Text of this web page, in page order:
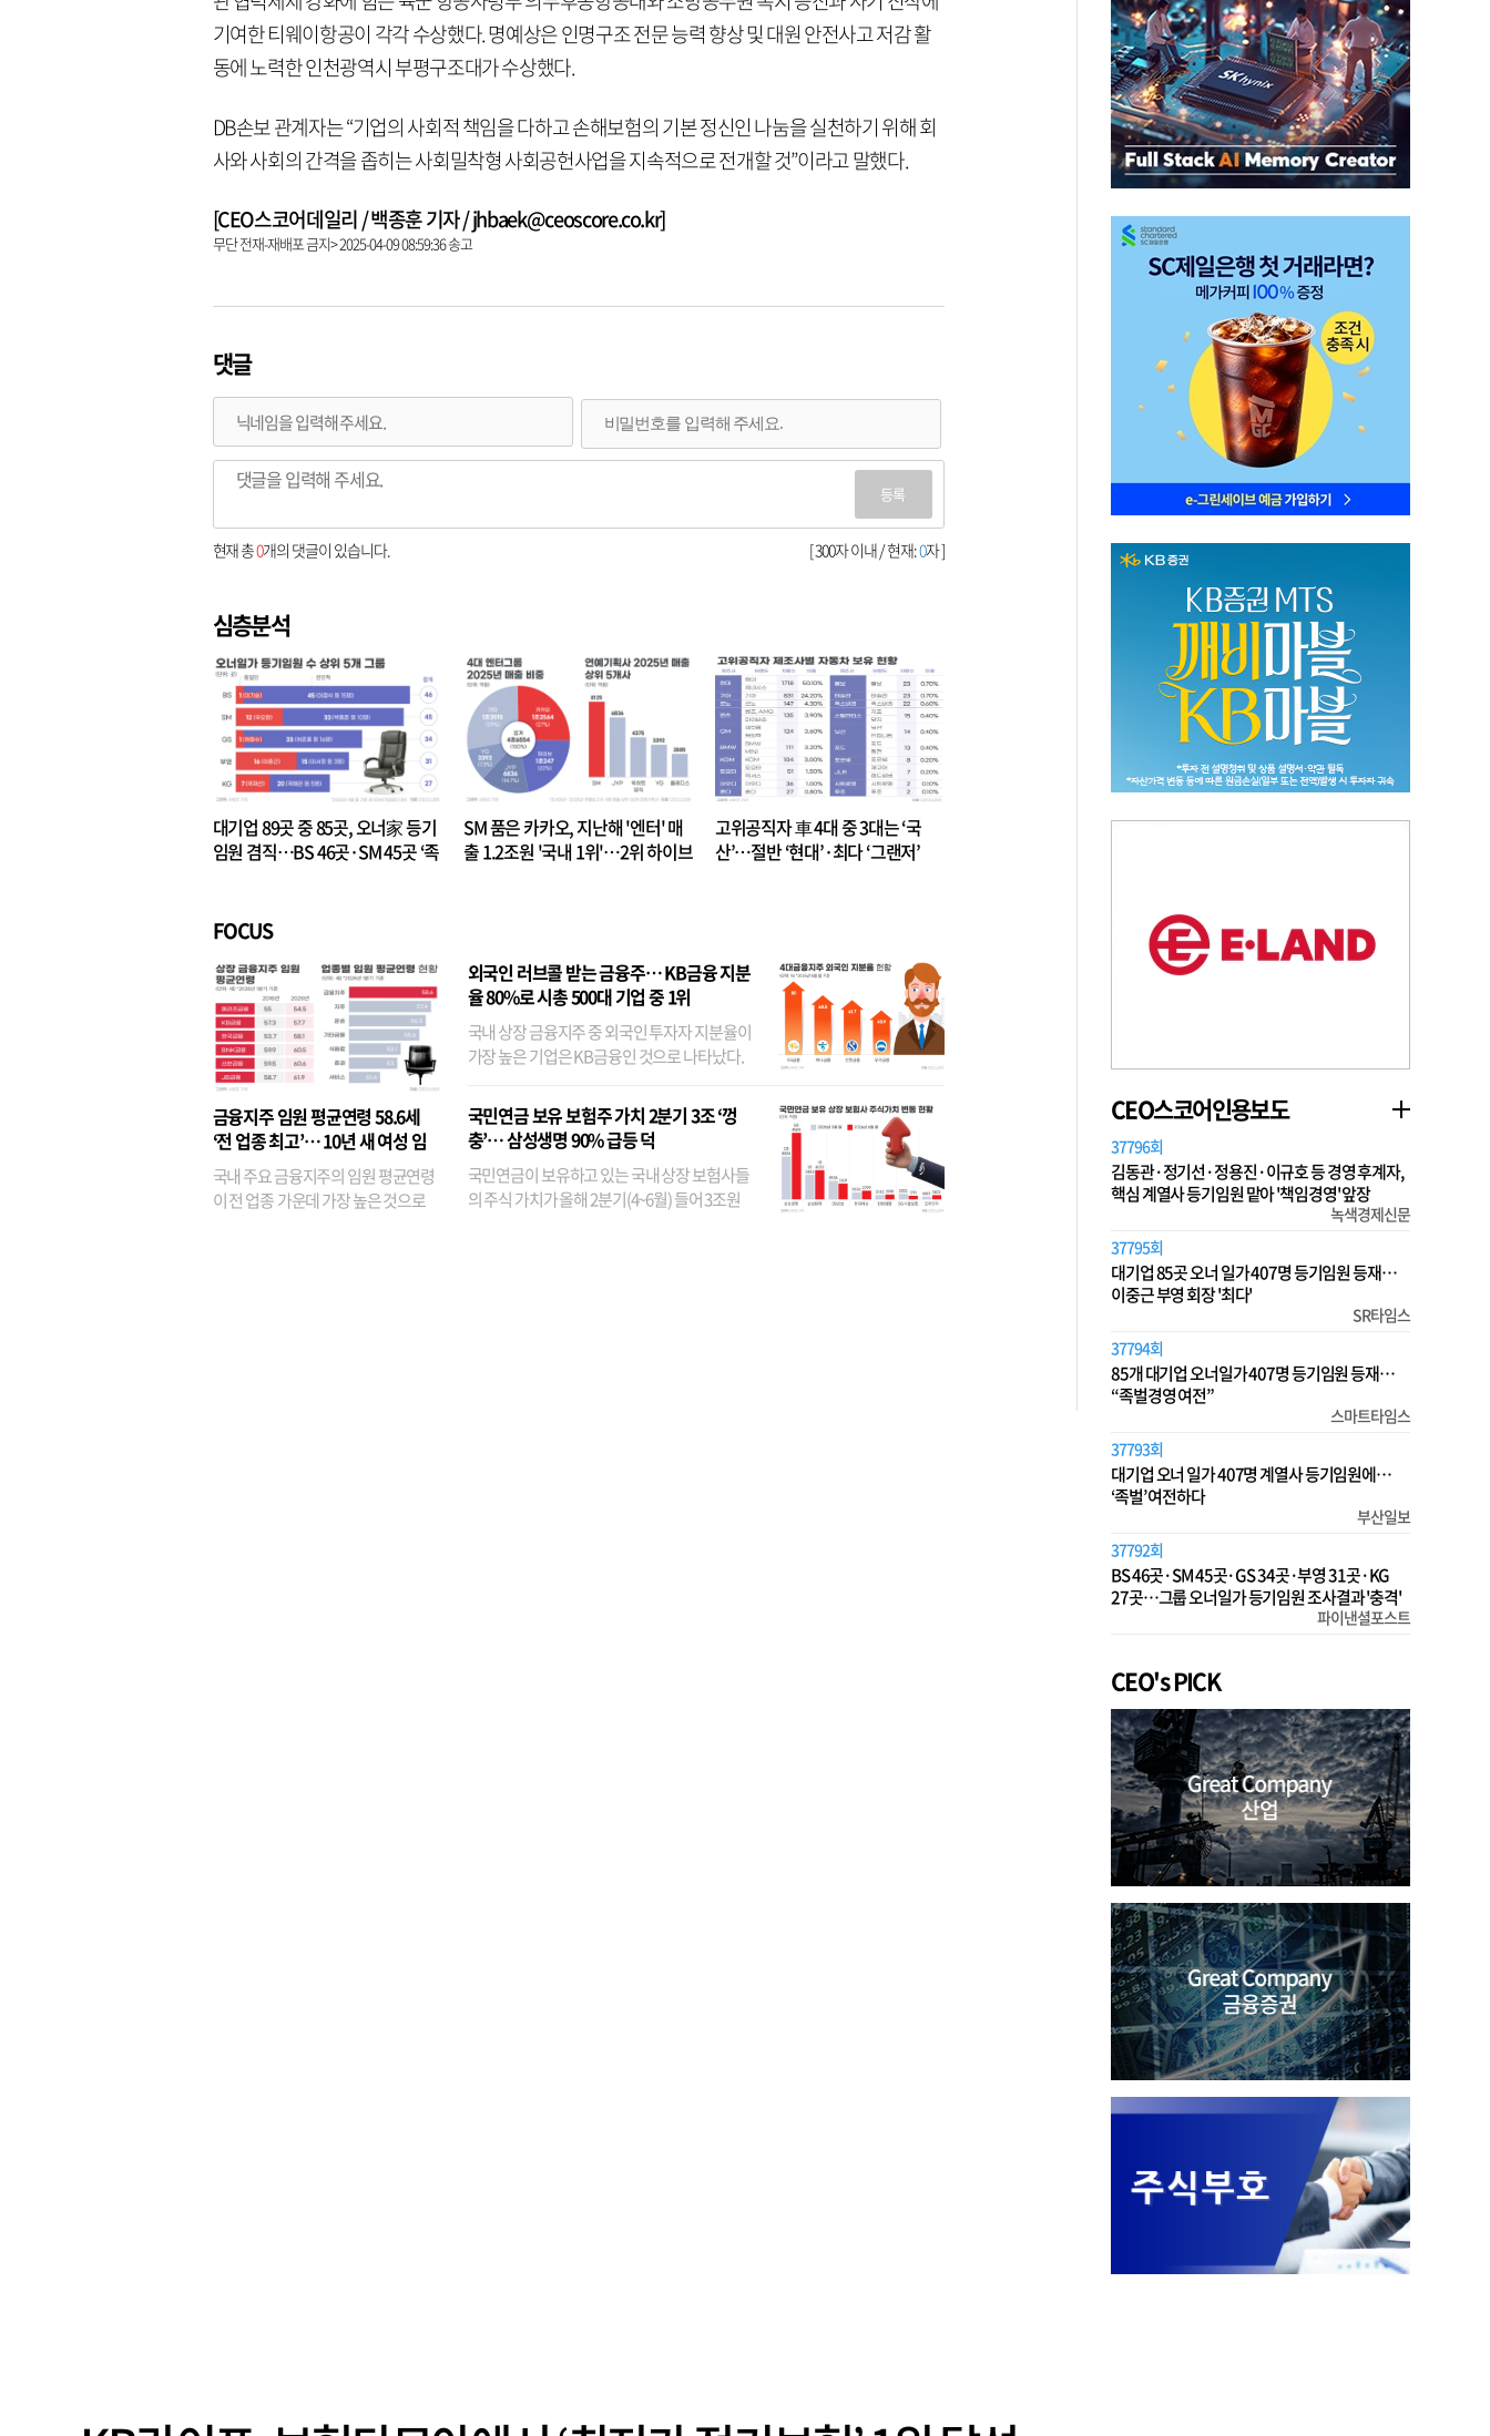
기여한 티웨이항공이 각각 수상했다. 명예상은 인명구조 전문 능력 향상 및 대원 안전사고 저감 활
동에 노력한 인천광역시 부평구조대가 수상했다.
DB손보 관계자는 “기업의 사회적 책임을 다하고 손해보험의 기본 정신인 나눔을 실천하기 위해 회
사와 사회의 간격을 좁히는 사회밀착형 사회공헌사업을 지속적으로 전개할 것”이라고 말했다.
[CEO스코어데일리 / 백종훈 기자 / jhbaek@ceoscore.co.kr]
무단 전재-재배포 금지> 2025-04-09 08:59:36 송고
댓글
등록
[ 300자 이내 / 현재:0자 ]
현재 총0개의 댓글이 있습니다.
심층분석
대기업 89곳 중 85곳, 오너家 등기
임원 겸직…BS 46곳·SM 45곳 ‘족
SM 품은 카카오, 지난해 '엔터' 매
출 1.2조원 '국내 1위'…2위 하이브
고위공직자 車 4대 중 3대는 ‘국
산’…절반 ‘현대’·최다 ‘그랜저’
FOCUS
금융지주 임원 평균연령 58.6세
‘전 업종 최고’… 10년 새 여성 임
원은 14배 껑충
국내 주요 금융지주의 임원 평균연령
이 전 업종 가운데 가장 높은 것으로
외국인 러브콜 받는 금융주… KB금융 지분
율 80%로 시총 500대 기업 중 1위
국내 상장 금융지주 중 외국인 투자자 지분율이
가장 높은 기업은 KB금융인 것으로 나타났다.
융이었다. 특히 KB금융은 지난달 말 기준 해외
기관투자자 지분율이...
국민연금 보유 보험주 가치 2분기 3조 ‘껑
충’… 삼성생명 90% 급등 덕
국민연금이 보유하고 있는 국내 상장 보험사들
의 주식 가치가 올해 2분기(4~6월) 들어 3조원
CEO스코어인용보도
37796회
김동관·정기선·정용진·이규호 등 경영 후계자,
핵심 계열사 등기임원 맡아 '책임경영' 앞장
녹색경제신문
37795회
대기업 85곳 오너 일가 407명 등기임원 등재…
이중근 부영 회장 '최다'
SR타임스
37794회
85개 대기업 오너일가 407명 등기임원 등재…
“족벌경영 여전”
스마트타임스
37793회
대기업 오너 일가 407명 계열사 등기임원에…
‘족벌’ 여전하다
부산일보
37792회
BS 46곳·SM 45곳·GS 34곳·부영 31곳·KG
27곳…그룹 오너일가 등기임원 조사결과 '충격'
파이낸셜포스트
CEO's PICK